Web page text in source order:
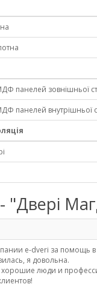
панелей зовнішньої
панелей внутрішньої
- "Двері
е-dveri за помощь в
я довольна.
люди и